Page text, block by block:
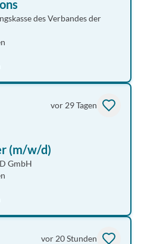
des Verbandes der
vor 29 Tagen
(m/w/d)
GmbH
vor 20 Stunden